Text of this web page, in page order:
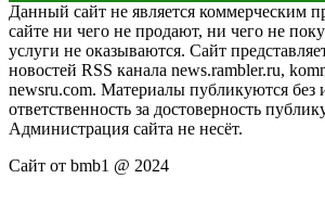
Данный сайт не является коммерческим
сайте ни чего не продают, ни чего не
услуги не оказываются. Сайт
новостей RSS канала news.rambler.ru,
newsru.com. Материалы публикуются без
ответственность за достоверность
Администрация сайта не несёт.
Сайт от bmb1 @ 2024